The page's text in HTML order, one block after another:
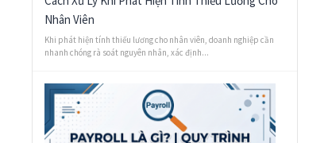
Nhân Viên
Khi phát hiện tính thiếu lương cho nhân viên, doanh nghiệp cần
nhanh chóng rà soát nguyên nhân, xác định...